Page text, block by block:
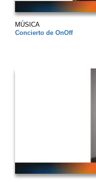
MÚSICA
Concierto de OnOff